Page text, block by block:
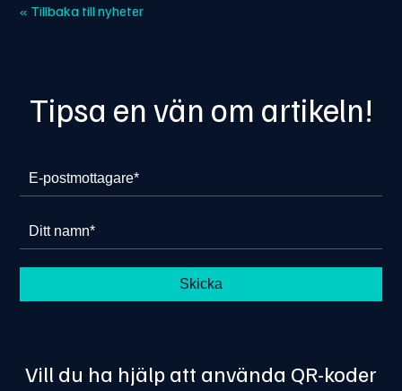
« Tillbaka till nyheter
Tipsa en vän om artikeln!
Vill du ha hjälp att använda QR-koder